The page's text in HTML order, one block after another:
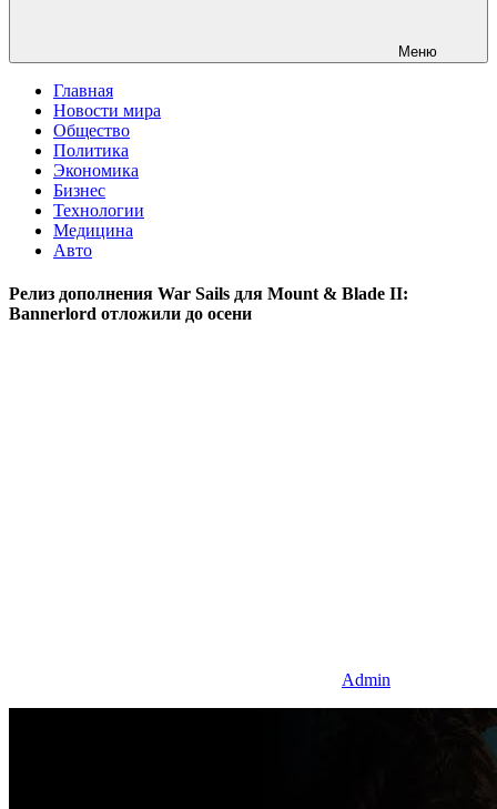
Меню
Главная
Новости мира
Общество
Политика
Экономика
Бизнес
Технологии
Медицина
Авто
Релиз дополнения War Sails для Mount & Blade II:
Bannerlord отложили до осени
Admin